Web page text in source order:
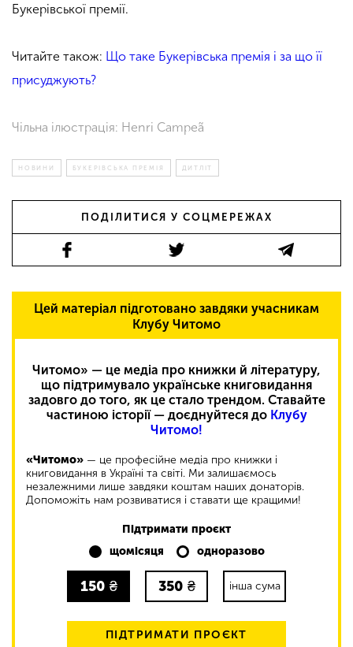
Букерівської премії.
Читайте також: Що таке Букерівська премія і за що її
присуджують?
Чільна ілюстрація: Henri Campeã
НОВИНИ БУКЕРІВСЬКА ПРЕМІЯ ДИТЛІТ
ПОДІЛИТИСЯ У СОЦМЕРЕЖАХ
Цей матеріал підготовано завдяки учасникам
Клубу Читомо
Читомо» — це медіа про книжки й літературу,
що підтримувало українське книговидання
задовго до того, як це стало трендом. Ставайте
частиною історії — доєднуйтеся до Клубу
Читомо!
«Читомо» — це професійне медіа про книжки і
книговидання в Україні та світі. Ми залишаємось
незалежними лише завдяки коштам наших донаторів.
Допоможіть нам розвиватися і ставати ще кращими!
Підтримати проєкт
щомісяця
одноразово
150 ₴ 350 ₴ інша сума
ПІДТРИМАТИ ПРОЄКТ